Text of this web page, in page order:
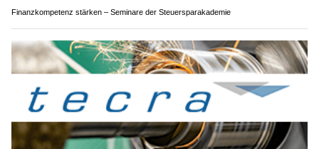
Finanzkompetenz stärken – Seminare der Steuersparakademie